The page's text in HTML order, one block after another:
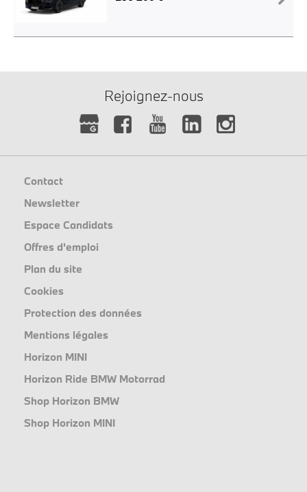
Rejoignez-nous
Contact
Newsletter
Espace Candidats
Offres d'emploi
Plan du site
Cookies
Protection des données
Mentions légales
Horizon MINI
Horizon Ride BMW Motorrad
Shop Horizon BMW
Shop Horizon MINI